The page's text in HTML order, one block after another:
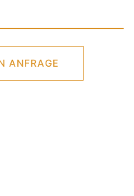
ANFRAGE